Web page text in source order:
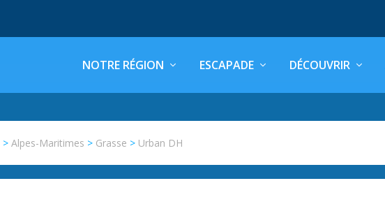
NOTRE RÉGION ESCAPADE DÉCOUVRIR
>Alpes-Maritimes > Grasse > Urban DH